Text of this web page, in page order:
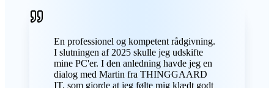
En professionel og kompetent rådgivning.
I slutningen af 2025 skulle jeg udskifte
mine PC'er. I den anledning havde jeg en
dialog med Martin fra THINGGAARD
IT, som gjorde at jeg følte mig klædt godt